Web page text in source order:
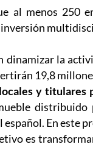
al menos 250
dinamizar la
19,8
y
En este
es